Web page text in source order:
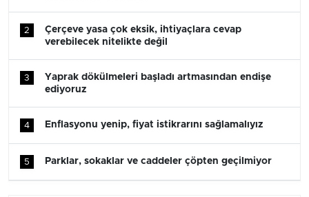
2
Çerçeve yasa çok eksik, ihtiyaçlara cevap
verebilecek nitelikte değil
3
Yaprak dökülmeleri başladı artmasından endişe
ediyoruz
4 Enflasyonu yenip, fiyat istikrarını sağlamalıyız
5 Parklar, sokaklar ve caddeler çöpten geçilmiyor